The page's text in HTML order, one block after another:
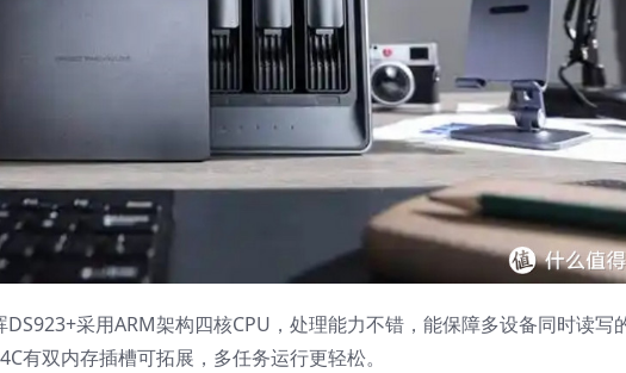
采用ARM架构四核CPU，处理能力不错，能保障多设备同时读写
有双内存插槽可拓展，多任务运行更轻松。